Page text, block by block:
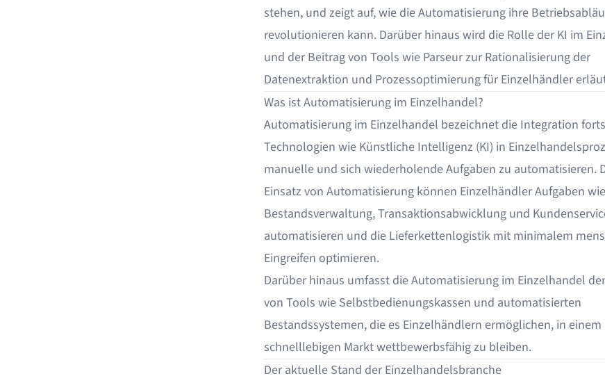
stehen, und zeigt auf, wie die Automatisierung ihre
revolutionieren kann. Darüber hinaus wird die Rolle der KI im
und der Beitrag von Tools wie Parseur zur Rationalisierung der
Datenextraktion und Prozessoptimierung für Einzelhändler
Was ist Automatisierung im Einzelhandel?
Automatisierung im Einzelhandel bezeichnet die Integration
Technologien wie Künstliche Intelligenz (KI) in
manuelle und sich wiederholende Aufgaben zu automatisieren.
Einsatz von Automatisierung können Einzelhändler Aufgaben wie
Bestandsverwaltung, Transaktionsabwicklung und
automatisieren und die Lieferkettenlogistik mit minimalem
Eingreifen optimieren.
Darüber hinaus umfasst die Automatisierung im Einzelhandel
von Tools wie Selbstbedienungskassen und automatisierten
Bestandssystemen, die es Einzelhändlern ermöglichen, in einem
schnelllebigen Markt wettbewerbsfähig zu bleiben.
Der aktuelle Stand der Einzelhandelsbranche